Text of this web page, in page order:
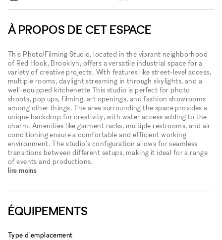
À PROPOS DE CET ESPACE
This Photo/Filming Studio, located in the vibrant neighborhood
of Red Hook, Brooklyn, offers a versatile industrial space for a
variety of creative projects. With features like street-level access,
multiple rooms, daylight streaming in through skylights, and a
well-equipped kitchenette This studio is perfect for photo
shoots, pop ups, filming, art openings, and fashion showrooms
among other things. The area surrounding the space provides a
unique backdrop for creativity, with water access adding to the
charm. Amenities like garment racks, multiple restrooms, and air
conditioning ensure a comfortable and efficient working
environment. The studio's configuration allows for seamless
transitions between different setups, making it ideal for a range
of events and productions.
lire moins
ÉQUIPEMENTS
Type d'emplacement